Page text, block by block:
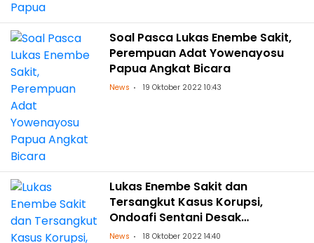
Soal Pasca Lukas Enembe Sakit,
Perempuan Adat Yowenayosu
Papua Angkat Bicara
News 19 Oktober 2022 10:43
Lukas Enembe Sakit dan
Tersangkut Kasus Korupsi,
Ondoafi Sentani Desak
Pemerintah Pusat Tetapkan
News 18 Oktober 2022 14:40